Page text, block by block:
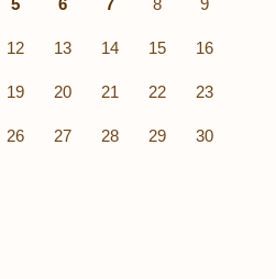
12 13 14 15 16
19 20 21 22 23
26 27 28 29 30